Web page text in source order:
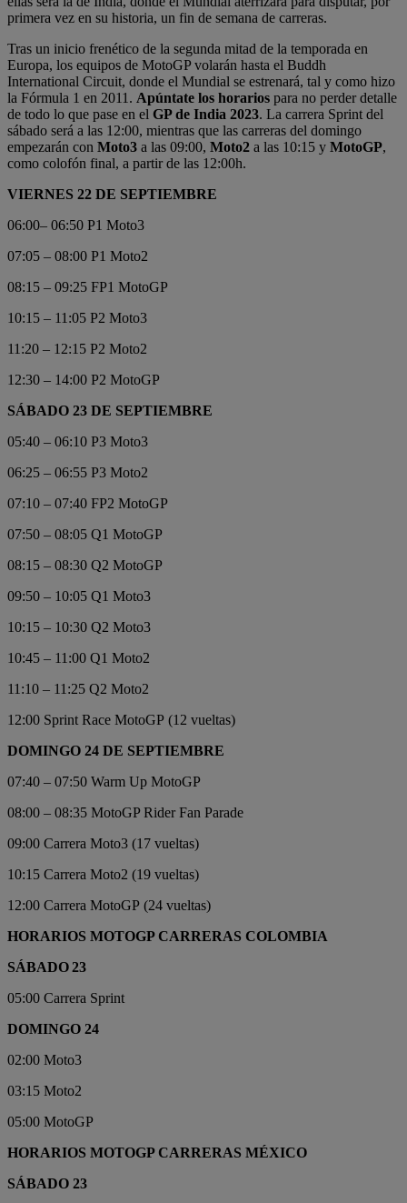
primera vez en su historia, un fin de semana de carreras.
Tras un inicio frenético de la segunda mitad de la temporada en
Europa, los equipos de MotoGP volarán hasta el Buddh
International Circuit, donde el Mundial se estrenará, tal y como hizo
la Fórmula 1 en 2011. Apúntate los horarios para no perder detalle
de todo lo que pase en el GP de India 2023. La carrera Sprint del
sábado será a las 12:00, mientras que las carreras del domingo
empezarán con Moto3 a las 09:00, Moto2 a las 10:15 y MotoGP,
como colofón final, a partir de las 12:00h.
VIERNES 22 DE SEPTIEMBRE
06:00– 06:50 P1 Moto3
07:05 – 08:00 P1 Moto2
08:15 – 09:25 FP1 MotoGP
10:15 – 11:05 P2 Moto3
11:20 – 12:15 P2 Moto2
12:30 – 14:00 P2 MotoGP
SÁBADO 23 DE SEPTIEMBRE
05:40 – 06:10 P3 Moto3
06:25 – 06:55 P3 Moto2
07:10 – 07:40 FP2 MotoGP
07:50 – 08:05 Q1 MotoGP
08:15 – 08:30 Q2 MotoGP
09:50 – 10:05 Q1 Moto3
10:15 – 10:30 Q2 Moto3
10:45 – 11:00 Q1 Moto2
11:10 – 11:25 Q2 Moto2
12:00 Sprint Race MotoGP (12 vueltas)
DOMINGO 24 DE SEPTIEMBRE
07:40 – 07:50 Warm Up MotoGP
08:00 – 08:35 MotoGP Rider Fan Parade
09:00 Carrera Moto3 (17 vueltas)
10:15 Carrera Moto2 (19 vueltas)
12:00 Carrera MotoGP (24 vueltas)
HORARIOS MOTOGP CARRERAS COLOMBIA
SÁBADO 23
05:00 Carrera Sprint
DOMINGO 24
02:00 Moto3
03:15 Moto2
05:00 MotoGP
HORARIOS MOTOGP CARRERAS MÉXICO
SÁBADO 23